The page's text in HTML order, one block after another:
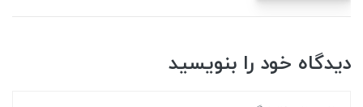
دیدگاه خود را بنویسید